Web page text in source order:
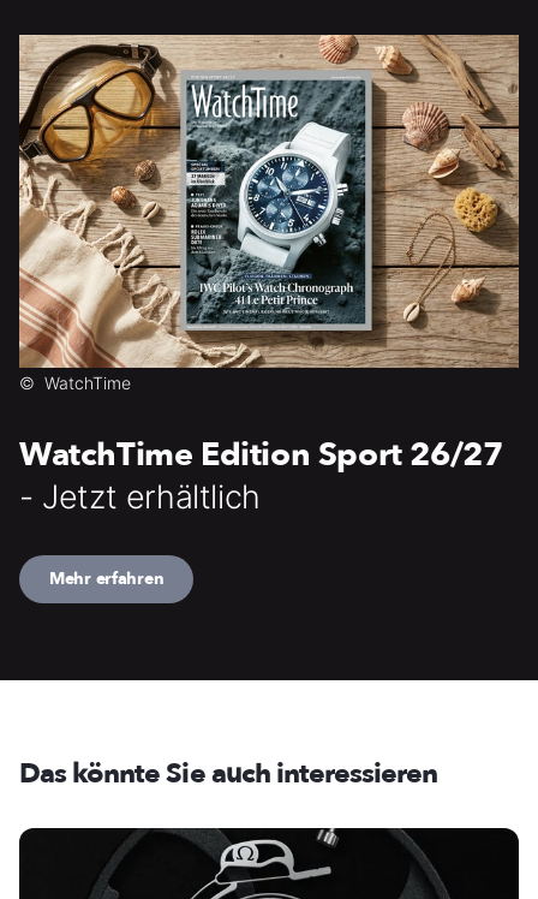
© WatchTime
WatchTime Edition Sport 26/27
- Jetzt erhältlich
Mehr erfahren
Das könnte Sie auch interessieren